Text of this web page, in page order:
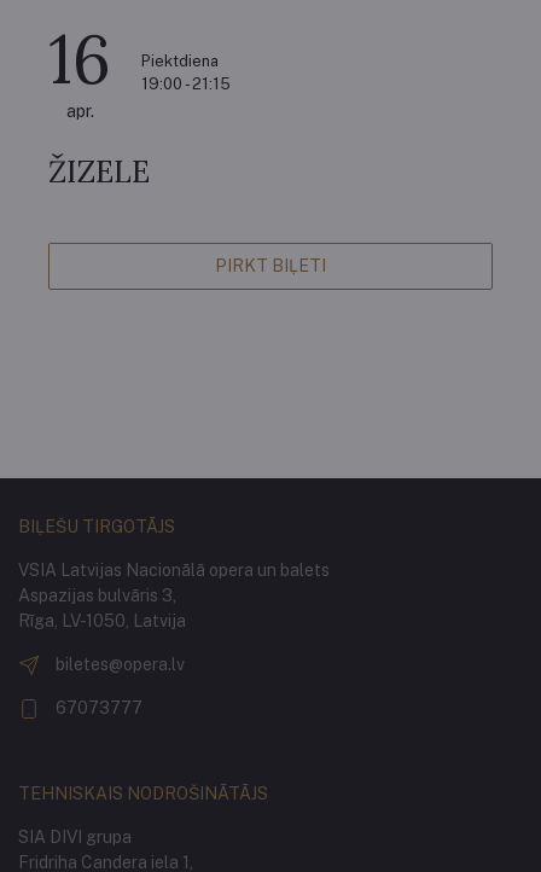
16
apr.
Piektdiena
19:00 - 21:15
ŽIZELE
PIRKT BIĻETI
BIĻEŠU TIRGOTĀJS
VSIA Latvijas Nacionālā opera un balets
Aspazijas bulvāris 3,
Rīga, LV-1050, Latvija
biletes@opera.lv
67073777
TEHNISKAIS NODROŠINĀTĀJS
SIA DIVI grupa
Fridriha Candera iela 1,